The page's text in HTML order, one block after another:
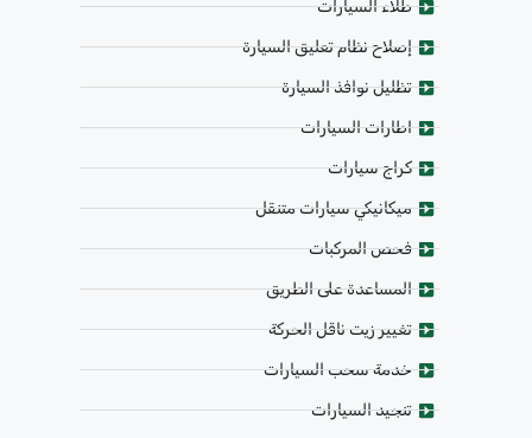
طلاء السيارات
إصلاح نظام تعليق السيارة
تظليل نوافذ السيارة
اطارات السيارات
كراج سيارات
ميكانيكي سيارات متنقل
فحص المركبات
المساعدة على الطريق
تغيير زيت ناقل الحركة
خدمة سحب السيارات
تنجيد السيارات